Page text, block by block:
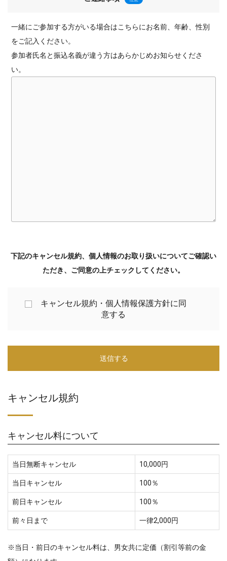
一緒にご参加する方がいる場合はこちらにお名前、年齢、性別
をご記入ください。
参加者氏名と振込名義が違う方はあらかじめお知らせくださ
い。
下記のキャンセル規約、個人情報のお取り扱いについてご確認い
ただき、ご同意の上チェックしてください。
キャンセル規約・個人情報保護方針に同
意する
キャンセル規約
キャンセル料について
当日無断キャンセル 10,000円
当日キャンセル 100％
前日キャンセル 100％
前々日まで 一律2,000円
※当日・前日のキャンセル料は、男女共に定価（割引等前の金